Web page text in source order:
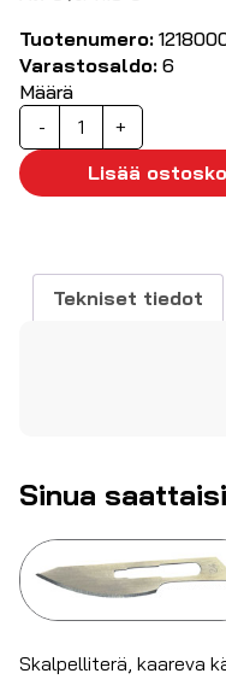
Tuotenumero:
Varastosaldo: 6
Määrä
-
550mm
määrä
+
Lisää
Tekniset tiedot
Sinua
Skalpelliterä, kaareva